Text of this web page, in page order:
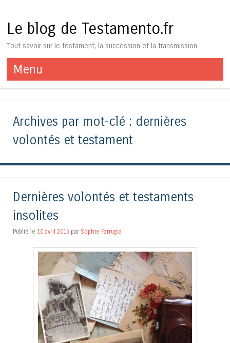
Le blog de Testamento.fr
Tout savoir sur le testament, la succession et la transmission
Menu
Aller au contenu
Archives par mot-clé : dernières
volontés et testament
Dernières volontés et testaments
insolites
Publié le 10 avril 2015 par Sophie Farrugia